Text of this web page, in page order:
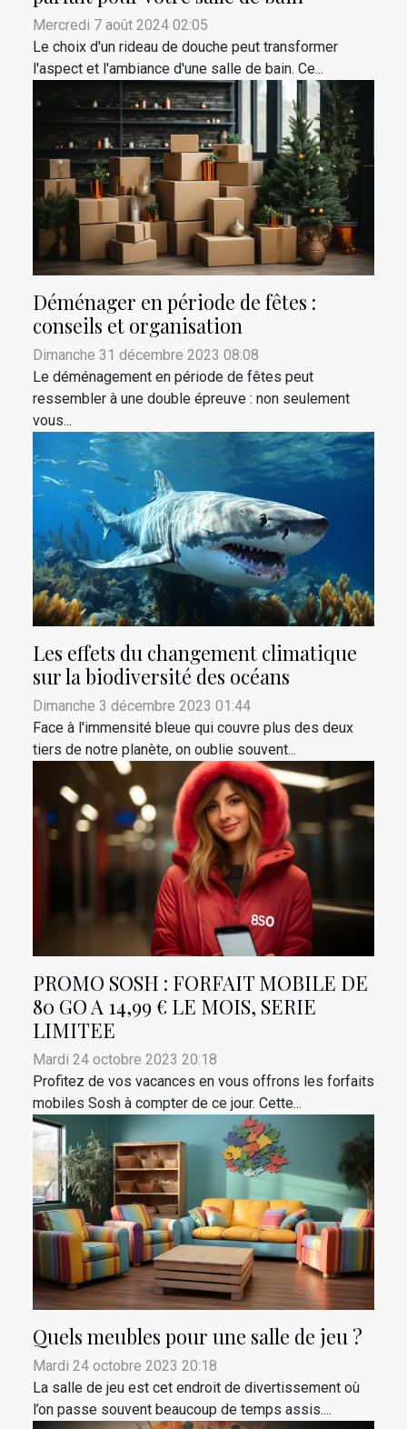
Mercredi 7 août 2024 02:05
Le choix d'un rideau de douche peut transformer
l'aspect et l'ambiance d'une salle de bain. Ce...
Déménager en période de fêtes :
conseils et organisation
Dimanche 31 décembre 2023 08:08
Le déménagement en période de fêtes peut
ressembler à une double épreuve : non seulement
vous...
Les effets du changement climatique
sur la biodiversité des océans
Dimanche 3 décembre 2023 01:44
Face à l'immensité bleue qui couvre plus des deux
tiers de notre planète, on oublie souvent...
PROMO SOSH : FORFAIT MOBILE DE
80 GO A 14,99 € LE MOIS, SERIE
LIMITEE
Mardi 24 octobre 2023 20:18
Profitez de vos vacances en vous offrons les forfaits
mobiles Sosh à compter de ce jour. Cette...
Quels meubles pour une salle de jeu ?
Mardi 24 octobre 2023 20:18
La salle de jeu est cet endroit de divertissement où
l’on passe souvent beaucoup de temps assis....